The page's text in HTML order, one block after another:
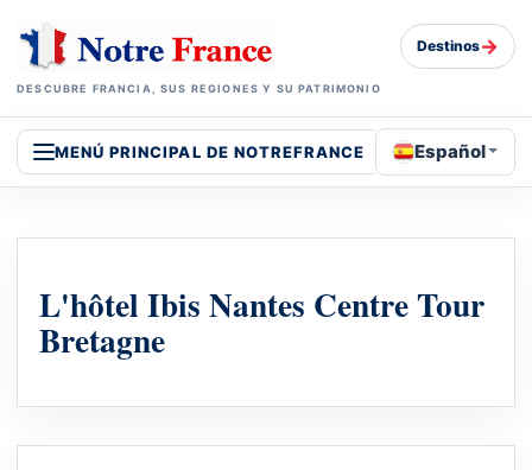
DESCUBRE FRANCIA, SUS REGIONES Y SU PATRIMONIO
Destinos→
MENÚ PRINCIPAL DE NOTREFRANCE Español
L'hôtel Ibis Nantes Centre Tour
Bretagne